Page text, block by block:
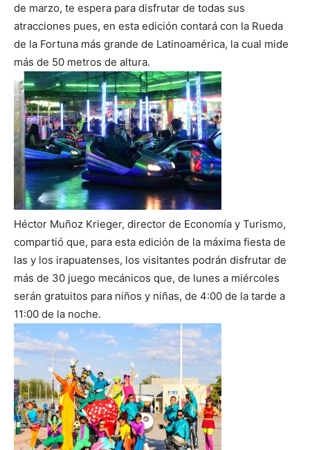
de marzo, te espera para disfrutar de todas sus
atracciones pues, en esta edición contará con la Rueda
de la Fortuna más grande de Latinoamérica, la cual mide
más de 50 metros de altura.
Héctor Muñoz Krieger, director de Economía y Turismo,
compartió que, para esta edición de la máxima fiesta de
las y los irapuatenses, los visitantes podrán disfrutar de
más de 30 juego mecánicos que, de lunes a miércoles
serán gratuitos para niños y niñas, de 4:00 de la tarde a
11:00 de la noche.